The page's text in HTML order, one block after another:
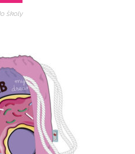
školy